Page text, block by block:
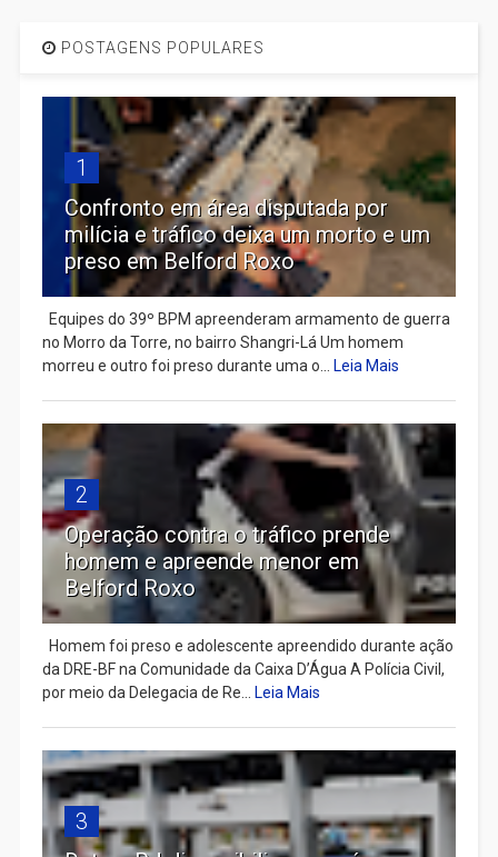
POSTAGENS POPULARES
1
Confronto em área disputada por
milícia e tráfico deixa um morto e um
preso em Belford Roxo
Equipes do 39º BPM apreenderam armamento de guerra
no Morro da Torre, no bairro Shangri-Lá Um homem
morreu e outro foi preso durante uma o...
Leia Mais
2
Operação contra o tráfico prende
homem e apreende menor em
Belford Roxo
Homem foi preso e adolescente apreendido durante ação
da DRE-BF na Comunidade da Caixa D’Água A Polícia Civil,
por meio da Delegacia de Re...
Leia Mais
3